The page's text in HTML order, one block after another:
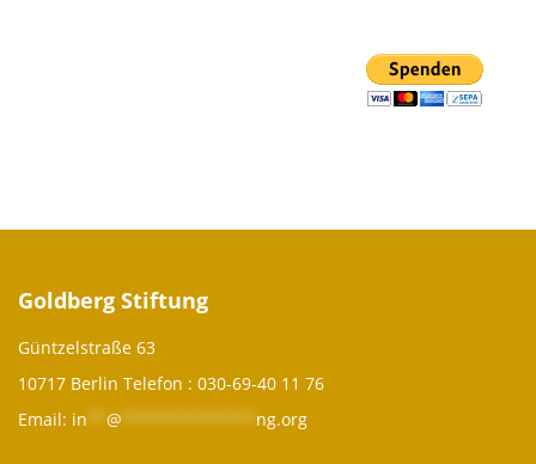
Goldberg Stiftung
Güntzelstraße 63
10717 Berlin Telefon : 030-69-40 11 76
Email: in @ ************** ng.org